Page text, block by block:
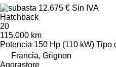
12.675 € Sin IVA
Hatchback
20
115.000 km
Potencia 150 Hp (110 kW) Tipo
Francia, Grignon
Agorastore